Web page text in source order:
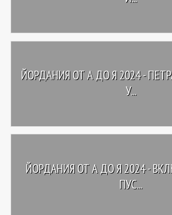
ЙОРДАНИЯ ОТ А ДО Я 2024 -
У...
ЙОРДАНИЯ ОТ А ДО Я 2024 -
ПУС...